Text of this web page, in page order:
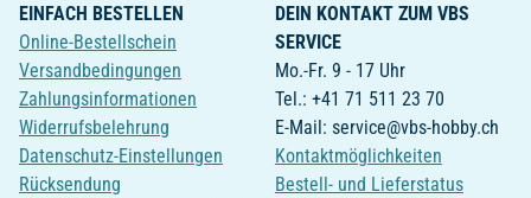
EINFACH BESTELLEN
Online-Bestellschein
Versandbedingungen
Zahlungsinformationen
Widerrufsbelehrung
Datenschutz-Einstellungen
Rücksendung
DEIN KONTAKT ZUM VBS
SERVICE
Mo.-Fr. 9 - 17 Uhr
Tel.: +41 71 511 23 70
E-Mail: service@vbs-hobby.ch
Kontaktmöglichkeiten
Bestell- und Lieferstatus